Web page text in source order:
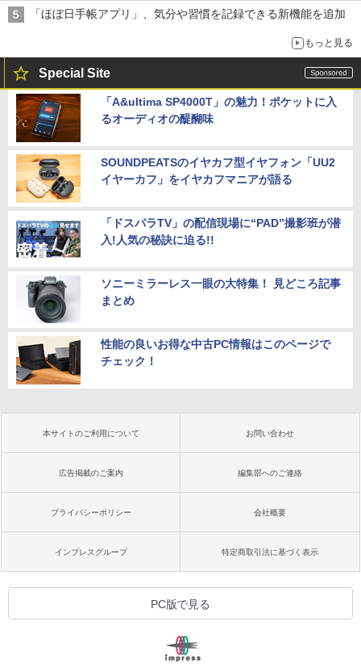
「ほぼ日手帳アプリ」、気分や習慣を記録できる新機能を追加
もっと見る
Special Site
「A&ultima SP4000T」の魅力！ポケットに入
るオーディオの醍醐味
SOUNDPEATSのイヤカフ型イヤフォン「UU2
イヤーカフ」をイヤカフマニアが語る
「ドスパラTV」の配信現場に“PAD”撮影班が潜
入!人気の秘訣に迫る!!
ソニーミラーレス一眼の大特集！ 見どころ記事
まとめ
性能の良いお得な中古PC情報はこのページで
チェック！
本サイトのご利用について お問い合わせ
広告掲載のご案内 編集部へのご連絡
プライバシーポリシー 会社概要
インプレスグループ 特定商取引法に基づく表示
PC版で見る